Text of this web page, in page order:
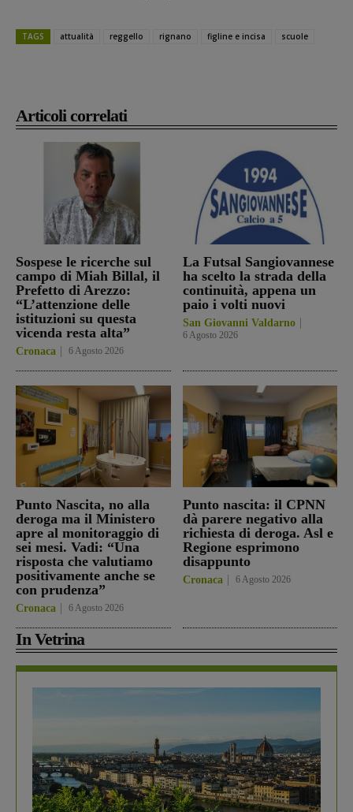
Articoli correlati
Sospese le ricerche sul
campo di Miah Billal, il
Prefetto di Arezzo:
“L’attenzione delle
istituzioni su questa
vicenda resta alta”
Cronaca 6 Agosto 2026
La Futsal Sangiovannese
ha scelto la strada della
continuità, appena un
paio i volti nuovi
San Giovanni Valdarno
6 Agosto 2026
Punto Nascita, no alla
deroga ma il Ministero
apre al monitoraggio di
sei mesi. Vadi: “Una
risposta che valutiamo
positivamente anche se
con prudenza”
Cronaca 6 Agosto 2026
Punto nascita: il CPNN
dà parere negativo alla
richiesta di deroga. Asl e
Regione esprimono
disappunto
Cronaca 6 Agosto 2026
In Vetrina
TAGS attualità reggello rignano figline e incisa scuole